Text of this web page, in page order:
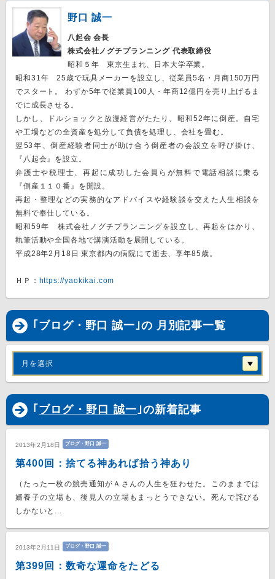
野口 誠一
八起会 会長
株式会社ノグチプランニング 代表取締役
昭和５年 東京生まれ、日本大学卒業。
昭和31年 25歳で玩具メーカーを設立し、従業員5名・月商150万円
でスタート。 わずか5年で従業員100人・年商12億円を売り上げるま
でに成長させる。
しかし、ドルショックと放漫経営がたたり、昭和52年に倒産。自宅
や工場などの全資産を処分して負債を処理し、会社を畳む。
翌53年、倒産経験者同士が助け合う倒産者の会設立を呼び掛け、
『八起会』を設立。
弁護士や税理士、再起に成功した会員らが無料で電話相談に乗る
『倒産１１０番』を開設。
再起・整理などの実務的なアドバイスや経験談を交えた人生相談を
無料で奉仕している。
昭和59年 株式会社ノグチプランニングを設立し、再起をはかり、
執筆活動や全国各地で講演活動を展開している。
平成28年2月18日 東京都内の病院にて逝去、享年85歳。
ＨＰ： https://yaokikai.com
｢ブログ・野口 誠一｣の 月別記事一覧
月を選択
｢ ブログ・野口 誠一｣の新着記事
2013年2月18日 ブログ・野口 誠一
第400回：捨てる神あれば拾う神あり
（たった一枚の競売通知がＡさんの人生を狂わせた。このままでは
婿養子の立場も、後見人の立場もまっとうできない。死んで詫びる
しかないと...
2013年2月11日 ブログ・野口 誠一
第399回：数奇な運命をたどる